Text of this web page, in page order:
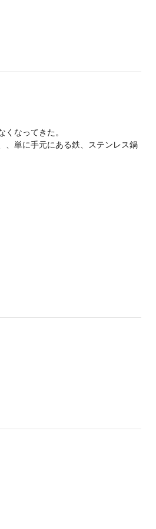
なってきた。
、単に手元にある鉄、ステンレス鍋